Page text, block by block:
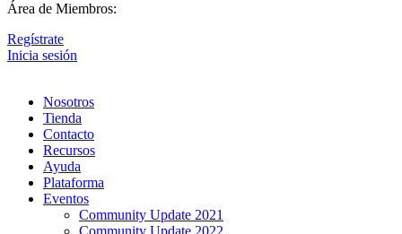
Área de Miembros:
Regístrate
Inicia sesión
Nosotros
Tienda
Contacto
Recursos
Ayuda
Plataforma
Eventos
Community Update 2021
Community Update 2022